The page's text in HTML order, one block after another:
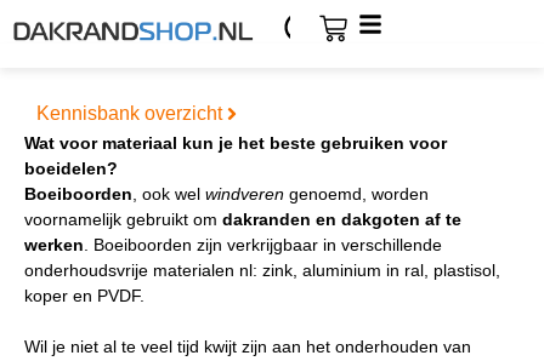
Kennisbank overzicht
Wat voor materiaal kun je het beste gebruiken voor
boeidelen?
Boeiboorden , ook wel windveren genoemd, worden
voornamelijk gebruikt om dakranden en dakgoten af te
werken . Boeiboorden zijn verkrijgbaar in verschillende
onderhoudsvrije materialen nl: zink, aluminium in ral, plastisol,
koper en PVDF.
Wil je niet al te veel tijd kwijt zijn aan het onderhouden van